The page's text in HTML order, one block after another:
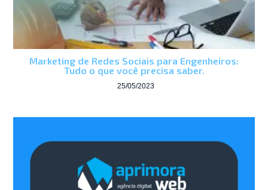
Marketing de Redes Sociais para Engenheiros:
Tudo o que você precisa saber.
25/05/2023